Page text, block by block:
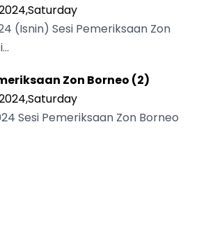
(Isnin) Sesi Pemeriksaan Zon
Zon Borneo (2)
Sesi Pemeriksaan Zon Borneo